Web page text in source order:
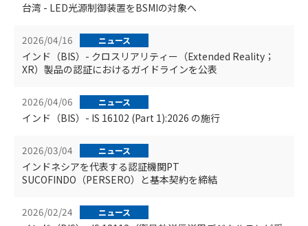
台湾 - LED光源制御装置をBSMIの対象へ
2026/04/16 ニュース
インド（BIS）- クロスリアリティー（Extended Reality；
XR）製品の認証におけるガイドラインを公表
2026/04/06 ニュース
インド（BIS）- IS 16102 (Part 1):2026 の施行
2026/03/04 ニュース
インドネシアを代表する認証機関PT
SUCOFINDO（PERSERO）と基本契約を締結
2026/02/24 ニュース